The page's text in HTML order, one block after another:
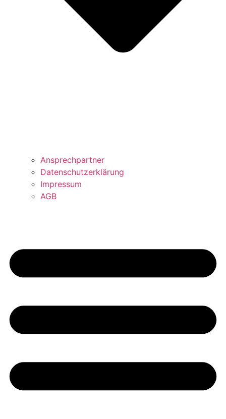
Ansprechpartner
Datenschutzerklärung
Impressum
AGB